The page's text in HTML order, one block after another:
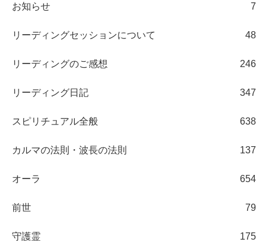
お知らせ 7
リーディングセッションについて 48
リーディングのご感想 246
リーディング日記 347
スピリチュアル全般 638
カルマの法則・波長の法則 137
オーラ 654
前世 79
守護霊 175